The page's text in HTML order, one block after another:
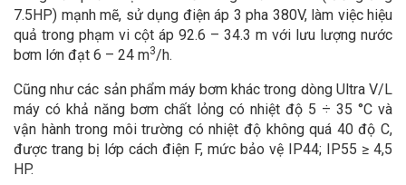
7.5HP) mạnh mẽ, sử dụng điện áp 3 pha 380V, làm việc hiệu
quả trong phạm vi cột áp 92.6 – 34.3 m với lưu lượng nước
bơm lớn đạt 6 – 24 m3/h.
Cũng như các sản phẩm máy bơm khác trong dòng Ultra V/L
máy có khả năng bơm chất lỏng có nhiệt độ 5 ÷ 35 °C và
vận hành trong môi trường có nhiệt độ không quá 40 độ C,
được trang bị lớp cách điện F, mức bảo vệ IP44; IP55 ≥ 4,5
HP.